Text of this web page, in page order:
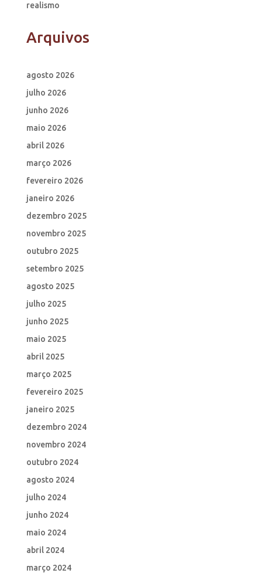
realismo
Arquivos
agosto 2026
julho 2026
junho 2026
maio 2026
abril 2026
março 2026
fevereiro 2026
janeiro 2026
dezembro 2025
novembro 2025
outubro 2025
setembro 2025
agosto 2025
julho 2025
junho 2025
maio 2025
abril 2025
março 2025
fevereiro 2025
janeiro 2025
dezembro 2024
novembro 2024
outubro 2024
agosto 2024
julho 2024
junho 2024
maio 2024
abril 2024
março 2024